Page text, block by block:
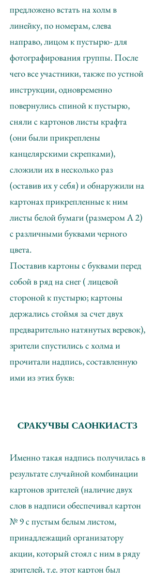
предложено встать на холм в
линейку, по номерам, слева
направо, лицом к пустырю- для
фотографирования группы. После
чего все участники, также по устной
инструкции, одновременно
повернулись спиной к пустырю,
сняли с картонов листы крафта
(они были прикреплены
канцелярскими скрепками),
сложили их в несколько раз
(оставив их у себя) и обнаружили на
картонах прикрепленные к ним
листы белой бумаги (размером А 2)
с различными буквами черного
цвета.
Поставив картоны с буквами перед
собой в ряд на снег ( лицевой
стороной к пустырю; картоны
держались стоймя за счет двух
предварительно натянутых веревок),
зрители спустились с холма и
прочитали надпись, составленную
ими из этих букв:
СРАКУЧВЫ САОНКИАСТЗ
Именно такая надпись получилась в
результате случайной комбинации
картонов зрителей (наличие двух
слов в надписи обеспечивал картон
№ 9 с пустым белым листом,
принадлежащий организатору
акции, который стоял с ним в ряду
зрителей, т.е. этот картон был